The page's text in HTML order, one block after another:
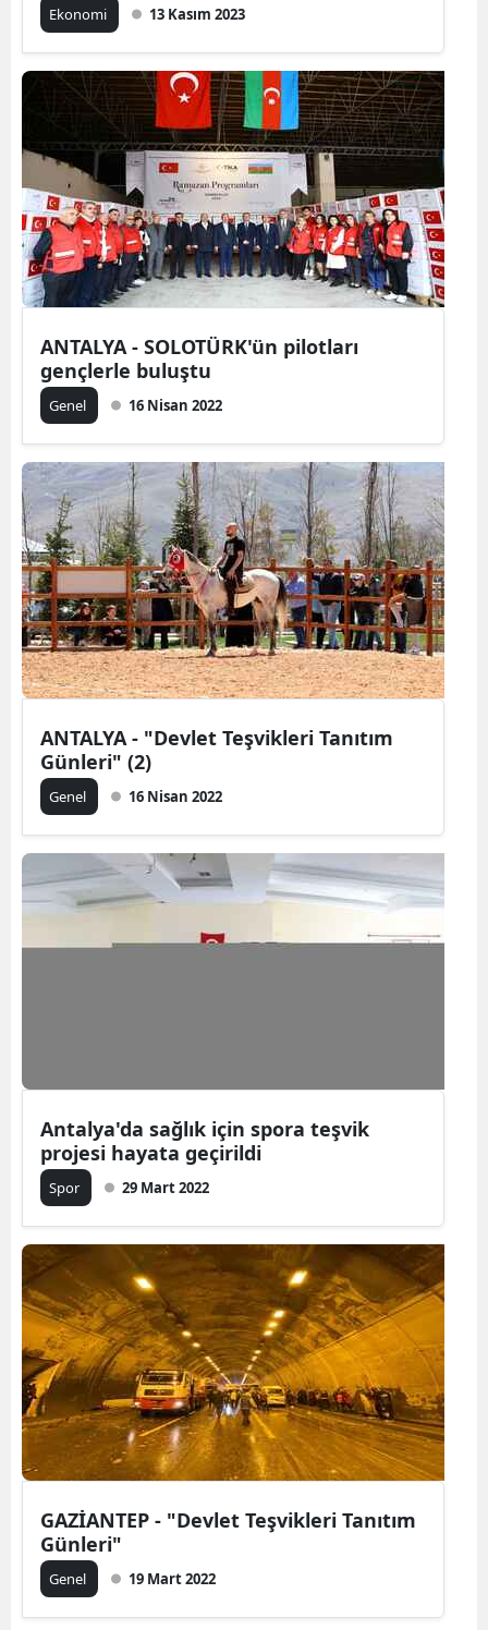
Manisa
Mardin
Muğla
Muş
Nevşehir
Sakarya
Samsun
Siirt
Sinop
Sivas
Tekirdağ
Tunceli
Şanlıurfa
Kırıkkale
Batman
Şırnak
Bartın
Ardahan
Iğdır
Ekonomi 13 Kasım 2023
ANTALYA - SOLOTÜRK'ün pilotları
gençlerle buluştu
Genel 16 Nisan 2022
ANTALYA - "Devlet Teşvikleri Tanıtım
Günleri" (2)
Genel 16 Nisan 2022
Antalya'da sağlık için spora teşvik
projesi hayata geçirildi
Spor 29 Mart 2022
GAZİANTEP - "Devlet Teşvikleri Tanıtım
Günleri"
Genel 19 Mart 2022